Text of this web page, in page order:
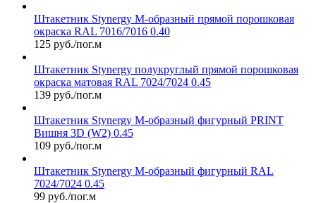
Штакетник Stynergy М-образный прямой порошковая
окраска RAL 7016/7016 0.40
125 руб./пог.м
Штакетник Stynergy полукруглый прямой порошковая
окраска матовая RAL 7024/7024 0.45
139 руб./пог.м
Штакетник Stynergy М-образный фигурный PRINT
Вишня 3D (W2) 0.45
109 руб./пог.м
Штакетник Stynergy М-образный фигурный RAL
7024/7024 0.45
99 руб./пог.м